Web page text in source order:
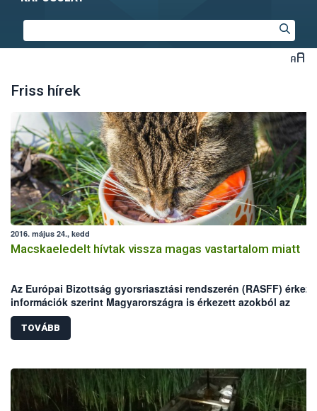
Friss hírek
2016. május 24., kedd
Macskaeledelt hívtak vissza magas vastartalom miatt
Az Európai Bizottság gyorsriasztási rendszerén (RASFF)
információk szerint Magyarországra is érkezett azokból az
egyadagos macskaeledelekből, melyekben magas vastartalmat
mértek.
TOVÁBB